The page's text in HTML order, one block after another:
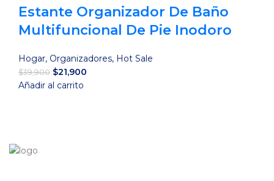
Estante Organizador De Baño
Multifuncional De Pie Inodoro
Hogar, Organizadores, Hot Sale
$39,900 El
precio
$21,900
Añadir al carrito